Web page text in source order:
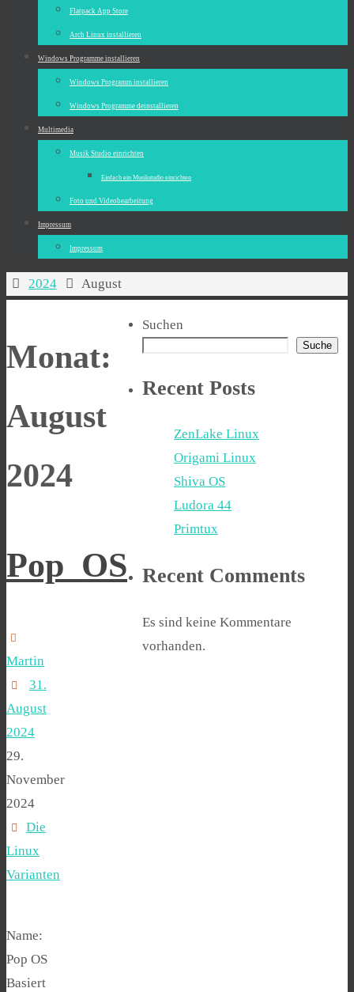
Flatpack App Store
Arch Linux installieren
Windows Programme installieren
Windows Programm installieren
Windows Programme deinstallieren
Multimedia
Musik Studio einrichten
Einfach ein Musikstudio einrichten
Foto und Videobearbeitung
Impressum
Impressum
Start2024 August
Monat:
August
2024
Pop_OS
Martin
31.
August
2024
29.
November
2024
Die
Linux
Varianten
Name:
Pop OS
Basiert
Suchen
Suche
Recent Posts
ZenLake Linux
Origami Linux
Shiva OS
Ludora 44
Primtux
Recent Comments
Es sind keine Kommentare
vorhanden.